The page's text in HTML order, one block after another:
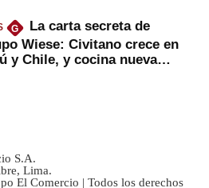
G
La carta secreta de
Wiese: Civitano crece en
y Chile, y cocina nueva
S.A.
Lima.
El Comercio | Todos los derechos